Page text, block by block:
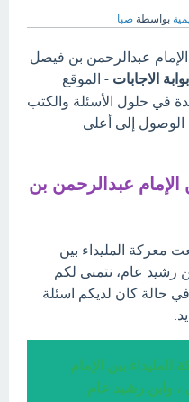
بواسطة صبا
عبدالرحمن بن فيصل
بوابة الاجابات - الموقع
في حلول الأسئلة والكتب
الوصول إلى أعلى
عبدالرحمن بن
معركة المليداء بين
رشيد عام، نتمنى لكم
حالة كان لديكم اسئلة
بين الإمام
وابن رشيد عام